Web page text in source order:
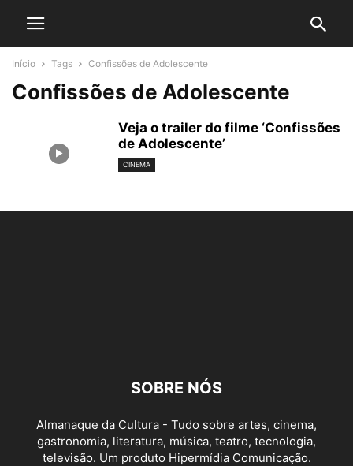
Início Tags Confissões de Adolescente
Confissões de Adolescente
Veja o trailer do filme ‘Confissões
de Adolescente’
CINEMA
SOBRE NÓS
Almanaque da Cultura - Tudo sobre artes, cinema,
gastronomia, literatura, música, teatro, tecnologia,
televisão. Um produto Hipermídia Comunicação.